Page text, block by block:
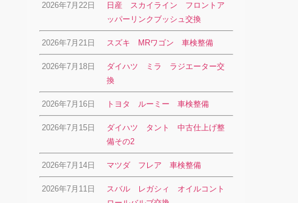
2026年7月22日
日産 スカイライン フロントア
ッパーリンクブッシュ交換
2026年7月21日 スズキ MRワゴン 車検整備
2026年7月18日
ダイハツ ミラ ラジエーター交
換
2026年7月16日 トヨタ ルーミー 車検整備
2026年7月15日
ダイハツ タント 中古仕上げ整
備その2
2026年7月14日 マツダ フレア 車検整備
2026年7月11日
スバル レガシィ オイルコント